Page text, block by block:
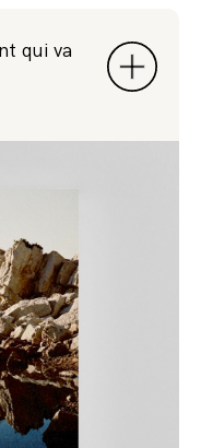
qui va